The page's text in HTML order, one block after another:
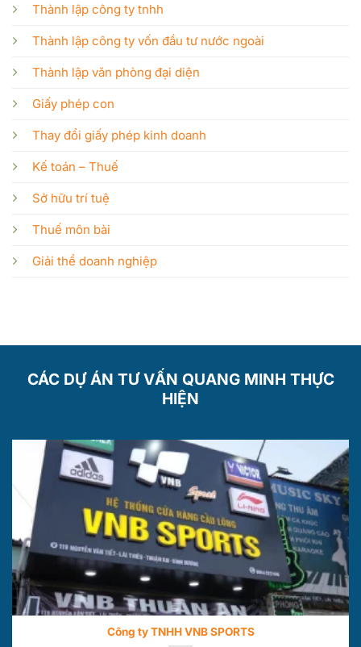
Thành lập công ty tnhh
Thành lập công ty vốn đầu tư nước ngoài
Thành lập văn phòng đại diện
Giấy phép con
Thay đổi giấy phép kinh doanh
Kế toán – Thuế
Sở hữu trí tuệ
Thuế môn bài
Giải thể doanh nghiệp
CÁC DỰ ÁN TƯ VẤN QUANG MINH THỰC
HIỆN
Công ty TNHH VNB SPORTS